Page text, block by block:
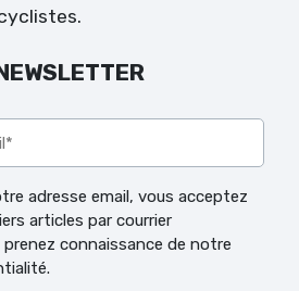
adresse email, vous acceptez
articles par courrier
connaissance de notre